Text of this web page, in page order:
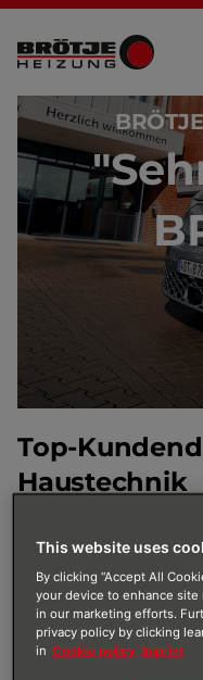
Kundendienst
Top-
Haustechnik
unserem
anrufen, der aktuell
ist dein
alles. In den meisten
This website uses
By clicking “Accept All
your device to enhance site
in our marketing efforts.
privacy policy by clicking
in Cookie policy Imprint